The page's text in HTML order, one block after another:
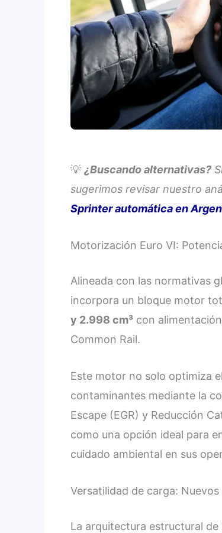
💡 ¿Buscando alternativas?
sugerimos revisar nuestro
Sprinter automática en
Motorización Euro VI:
Alineada con las normativas
incorpora un bloque motor
y 2.998 cm³ con
Common Rail.
Este motor no solo optimiza
contaminantes mediante la
Escape (EGR) y Reducción
como una opción ideal para
cuidado ambiental en sus
Versatilidad de carga:
La arquitectura estructural